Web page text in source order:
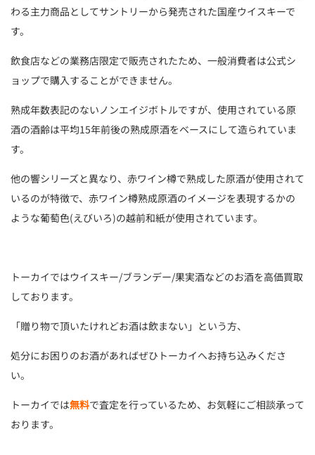
わる主力商品としてサントリーから発売された国産ウイスキーで
す。
飲食店などの業務店限定で販売されたため、一般消費者は公式シ
ョップで購入することができません。
熟成年数表記のないノンエイジボトルですが、使用されている原
酒の酒齢は平均15年前後の熟成原酒をベースにして造られていま
す。
他の響シリーズと異なり、赤ワイン樽で熟成した原酒が使用されて
いるのが特徴で、赤ワイン樽熟成原酒のイメージを表現するかの
ような葡萄色(えびいろ)の越前和紙が使用されています。
トーカイではウイスキー/ブランデー/果実酒などのお酒を高価買取
しております。
「贈り物で頂いたけれどお酒は飲まない」という方、
処分にお困りのお酒があればぜひトーカイへお持ち込みくださ
い。
トーカイでは無料で査定を行っているため、お気軽にご相談承って
おります。